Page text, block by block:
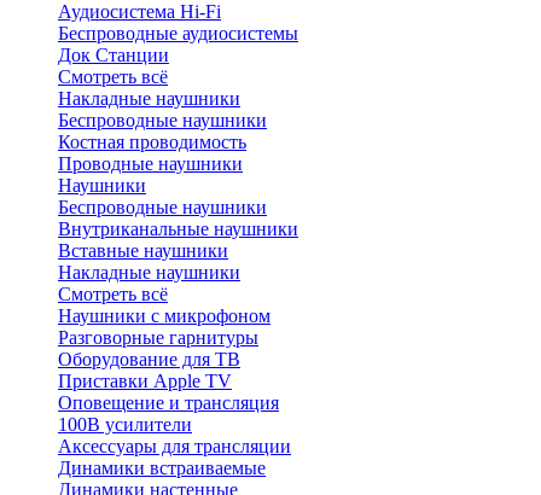
Аудиосистема Hi-Fi
Беспроводные аудиосистемы
Док Станции
Смотреть всё
Накладные наушники
Беспроводные наушники
Костная проводимость
Проводные наушники
Наушники
Беспроводные наушники
Внутриканальные наушники
Вставные наушники
Накладные наушники
Смотреть всё
Наушники с микрофоном
Разговорные гарнитуры
Оборудование для ТВ
Приставки Apple TV
Оповещение и трансляция
100В усилители
Аксессуары для трансляции
Динамики встраиваемые
Динамики настенные